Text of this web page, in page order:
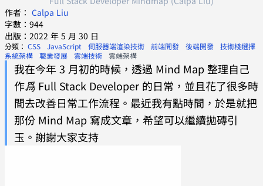
作者： Calpa Liu
字數：944
出版：2022 年 5 月 30 日
分類： CSS JavaScript 伺服器端渲染技術 前端開發 後端開發
技術棧選擇
系統架構
職業發展 雲端技術 雲端架構
我在今年 3 月初的時候，透過 Mind Map 整理自己
作爲 Full Stack Developer 的日常，並且花了很多時
間去改善日常工作流程。最近我有點時間，於是就把
那份 Mind Map 寫成文章，希望可以繼續拋磚引
玉。謝謝大家支持